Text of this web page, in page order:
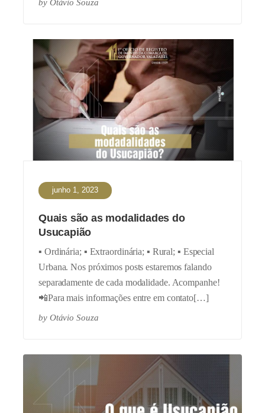
by Otávio Souza
junho 1, 2023
Quais são as modalidades do
Usucapião
▪️ Ordinária; ▪️ Extraordinária; ▪️ Rural; ▪️ Especial
Urbana. Nos próximos posts estaremos falando
separadamente de cada modalidade. Acompanhe!
📲Para mais informações entre em contato[…]
by Otávio Souza